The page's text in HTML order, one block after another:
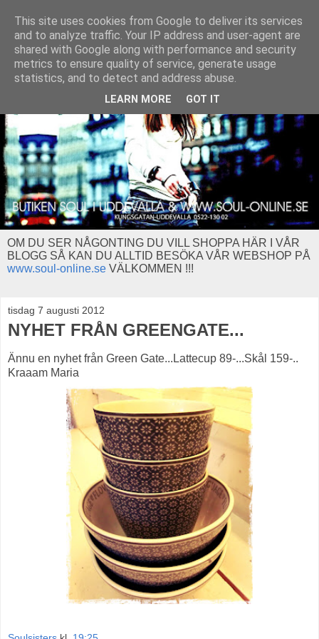
OM DU SER NÅGONTING DU VILL SHOPPA HÄR I VÅR
BLOGG SÅ KAN DU ALLTID BESÖKA VÅR WEBSHOP PÅ
www.soul-online.se VÄLKOMMEN !!!
tisdag 7 augusti 2012
NYHET FRÅN GREENGATE...
Ännu en nyhet från Green Gate...Lattecup 89-...Skål 159-..
Kraaam Maria
This site uses cookies from Google to deliver its services
and to analyze traffic. Your IP address and user-agent are
shared with Google along with performance and security
metrics to ensure quality of service, generate usage
statistics, and to detect and address abuse.
LEARN MORE GOT IT